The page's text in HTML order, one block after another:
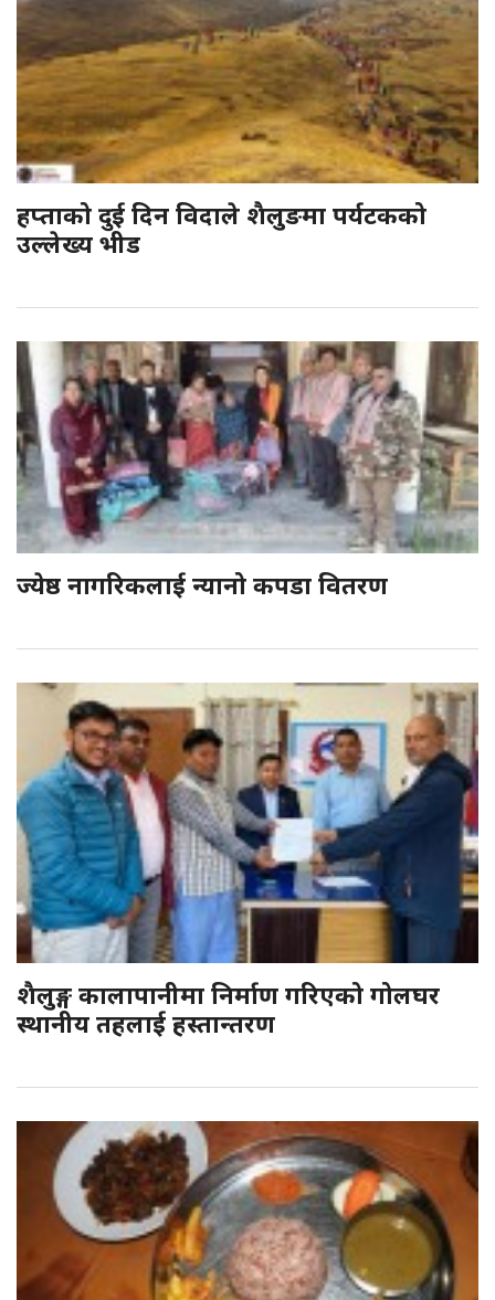
हप्ताको दुई दिन विदाले शैलुङमा पर्यटकको
उल्लेख्य भीड
ज्येष्ठ नागरिकलाई न्यानो कपडा वितरण
शैलुङ्ग कालापानीमा निर्माण गरिएको गोलघर
स्थानीय तहलाई हस्तान्तरण